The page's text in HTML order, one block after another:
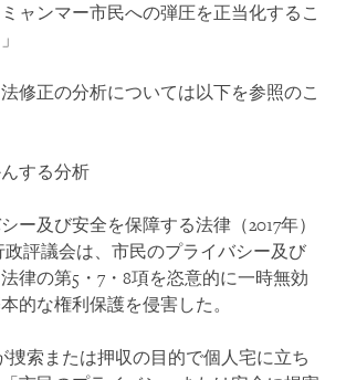
ャンマー市民への弾圧を正当化するこ
修正の分析については以下を参照のこ
する分析
ー及び安全を保障する法律（2017年）
政評議会は、市民のプライバシー及び
律の第5・7・8項を恣意的に一時無効
的な権利保護を侵害した。
捜索または押収の目的で個人宅に立ち